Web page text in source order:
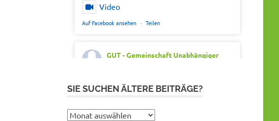
Video
Auf Facebook ansehen · Teilen
GUT - Gemeinschaft Unabhängiger
Out of office. Out of drama.
gute Erholung.
SIE SUCHEN ÄLTERE BEITRÄGE?
Sie